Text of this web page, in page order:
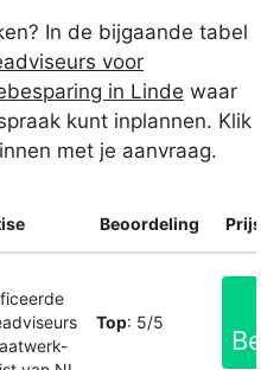
In de bijgaande tabel
voor
in Linde waar
kunt inplannen. Klik
met je aanvraag.
Beoordeling
Top: 5/5